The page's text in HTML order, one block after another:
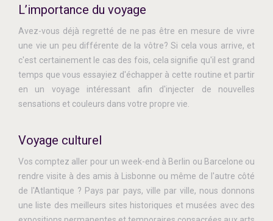
L’importance du voyage
Avez-vous déjà regretté de ne pas être en mesure de vivre
une vie un peu différente de la vôtre? Si cela vous arrive, et
c'est certainement le cas des fois, cela signifie qu'il est grand
temps que vous essayiez d'échapper à cette routine et partir
en un voyage intéressant afin d'injecter de nouvelles
sensations et couleurs dans votre propre vie.
Voyage culturel
Vos comptez aller pour un week-end à Berlin ou Barcelone ou
rendre visite à des amis à Lisbonne ou même de l'autre côté
de l'Atlantique ? Pays par pays, ville par ville, nous donnons
une liste des meilleurs sites historiques et musées avec des